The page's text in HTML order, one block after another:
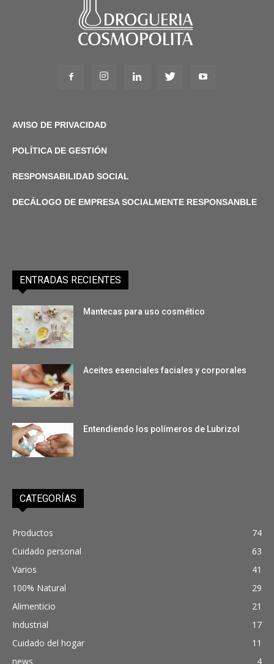
AVISO DE PRIVACIDAD
POLÍTICA DE GESTIÓN
RESPONSABILIDAD SOCIAL
DECÁLOGO DE EMPRESA SOCIALMENTE RESPONSANBLE
ENTRADAS RECIENTES
Mantecas para uso cosmético
Aceites esenciales faciales y corporales
Entendiendo los polímeros de Lubrizol
CATEGORÍAS
Productos
74
Cuidado personal
63
Varios
41
100% Natural
29
Alimenticio
21
Industrial
17
Cuidado del hogar
11
news
4